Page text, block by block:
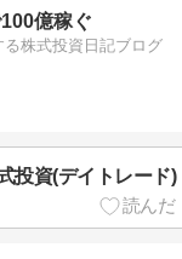
億稼ぐ
株式投資日記ブログ
投資(デイトレード)